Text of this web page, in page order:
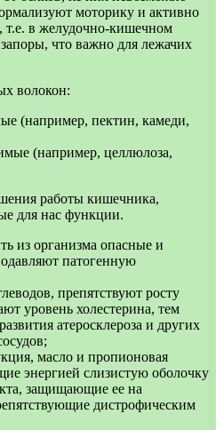
моторику и активно
т.е. в желудочно-кишечном
что важно для лежачих
волокон:
(например, пектин, камеди,
(например, целлюлоза,
работы кишечника,
для нас функции.
из организма опасные и
патогенную
препятствуют росту
уровень холестерина, тем
атеросклероза и других
масло и пропионовая
энергией слизистую оболочку
защищающие ее на
дистрофическим